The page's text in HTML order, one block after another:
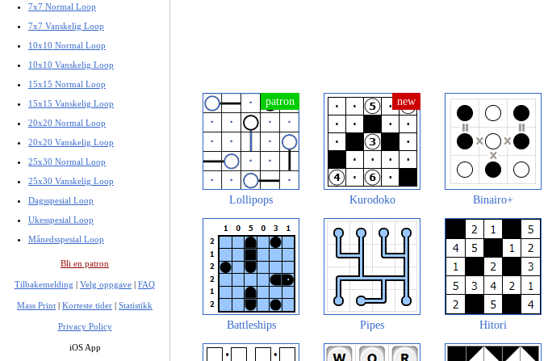
7x7 Normal Loop
7x7 Vanskelig Loop
10x10 Normal Loop
10x10 Vanskelig Loop
15x15 Normal Loop
15x15 Vanskelig Loop
20x20 Normal Loop
20x20 Vanskelig Loop
25x30 Normal Loop
25x30 Vanskelig Loop
Dagsspesial Loop
Ukesspesial Loop
Månedsspesial Loop
Bli en patron
Tilbakemelding | Velg oppgave | FAQ
Mass Print | Korteste tider | Statistikk
Privacy Policy
iOS App
Lollipops Kurodoko Binairo+
Battleships Pipes Hitori